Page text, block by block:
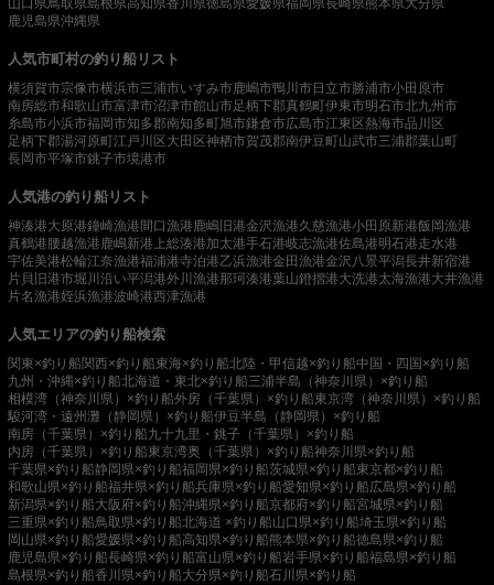
山口県鳥取県島根県高知県香川県徳島県愛媛県福岡県長崎県熊本県大分県
鹿児島県沖縄県
人気市町村の釣り船リスト
横須賀市宗像市横浜市三浦市いすみ市鹿嶋市鴨川市 日立市勝浦市小田原市
南房総市和歌山市富津市沼津市館山市足柄下郡真鶴町伊東市明石市北九州市
糸島市小浜市福岡市知多郡南知多町旭市鎌倉市広島市江東区熱海市品川区
足柄下郡湯河原町江戸川区 大田区神栖市賀茂郡南伊豆町山武市三浦郡葉山町
長岡市平塚市銚子市境港市
人気港の釣り船リスト
神湊港大原港鐘崎漁港 間口漁港鹿嶋旧港金沢漁港久慈漁港小田原新港飯岡漁港
真鶴港 腰越漁港鹿嶋新港 上総湊港加太港手石港岐志漁港佐島港明石港走水港
宇佐美港松輪江奈漁港福浦港寺泊港乙浜漁港金田漁港金沢八景平潟長井新宿港
片貝旧港市堀川沿い平潟港外川漁港那珂湊港葉山鐙摺港大洗港太海漁港大井漁港
片名漁港姪浜漁港波崎港西津漁港
人気エリアの釣り船検索
関東×釣り船関西×釣り船東海×釣り船北陸・甲信越×釣り船中国・四国×釣り船
九州・沖縄×釣り船北海道・東北×釣り船三浦半島（神奈川県）×釣り船
相模湾（神奈川県）×釣り船外房（千葉県）×釣り船東京湾（神奈川県）×釣り船
駿河湾・遠州灘（静岡県）×釣り船伊豆半島（静岡県）×釣り船
南房（千葉県）×釣り船九十九里・銚子（千葉県）×釣り船
内房（千葉県）×釣り船東京湾奥（千葉県）×釣り船神奈川県×釣り船
千葉県×釣り船静岡県×釣り船福岡県×釣り船茨城県×釣り船東京都×釣り船
和歌山県×釣り船福井県×釣り船兵庫県×釣り船愛知県×釣り船広島県×釣り船
新潟県×釣り船大阪府×釣り船沖縄県×釣り船京都府×釣り船宮城県×釣り船
三重県×釣り船鳥取県×釣り船北海道 ×釣り船山口県×釣り船埼玉県×釣り船
岡山県×釣り船愛媛県×釣り船高知県×釣り船熊本県×釣り船徳島県×釣り船
鹿児島県×釣り船長崎県×釣り船富山県×釣り船岩手県×釣り船福島県×釣り船
島根県×釣り船香川県×釣り船大分県×釣り船石川県×釣り船